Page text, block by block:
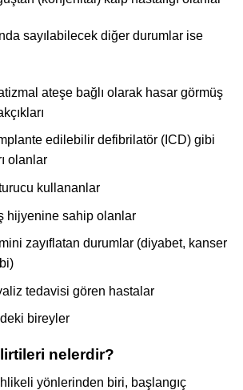
sayılabilecek diğer durumlar ise
ateşe bağlı olarak hasar görmüş
edilebilir defibrilatör (ICD) gibi
olanlar
kullananlar
hijyenine sahip olanlar
zayıflatan durumlar (diyabet, kanser
tedavisi gören hastalar
bireyler
nelerdir?
yönlerinden biri, başlangıç